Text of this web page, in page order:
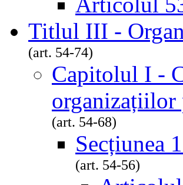
Titlul III -
(art. 54-74)
Capitolul I -
organizațiilor
(art. 54-68)
Secțiunea
(art. 54-56)